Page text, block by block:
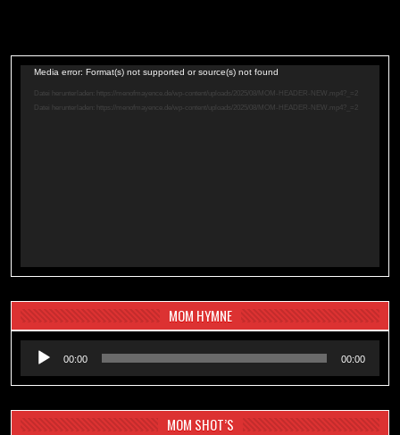
Video-
Player
Media error: Format(s) not supported or source(s) not found
Datei herunterladen: https://menofmayence.de/wp-content/uploads/2025/08/MOM-HEADER-NEW.mp4?_=2
Datei herunterladen: https://menofmayence.de/wp-content/uploads/2025/08/MOM-HEADER-NEW.mp4?_=2
MOM HYMNE
Audio-
Player
00:00 00:00
MOM SHOT’S